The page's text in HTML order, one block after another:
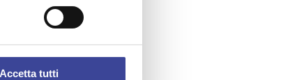
Accetta tutti